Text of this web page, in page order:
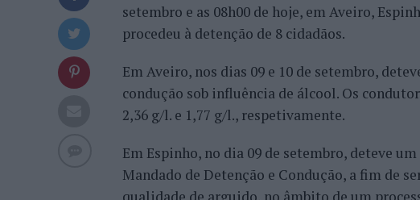
setembro e as 08h00 de hoje, em Aveiro,
procedeu à detenção de 8 cidadãos.
Em Aveiro, nos dias 09 e 10 de setembro,
condução sob influência de álcool. Os
2,36 g/l. e 1,77 g/l., respetivamente.
Em Espinho, no dia 09 de setembro, deteve
Mandado de Detenção e Condução, a fim de